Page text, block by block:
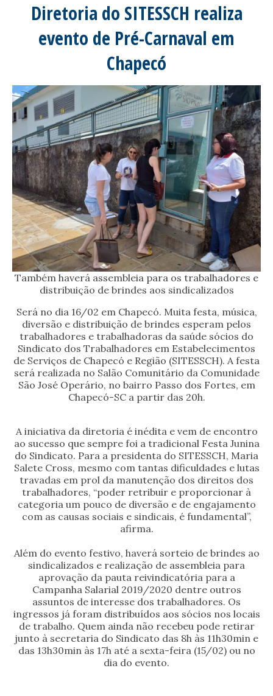
Diretoria do SITESSCH realiza
evento de Pré-Carnaval em
Chapecó
Também haverá assembleia para os trabalhadores e
distribuição de brindes aos sindicalizados
Será no dia 16/02 em Chapecó. Muita festa, música,
diversão e distribuição de brindes esperam pelos
trabalhadores e trabalhadoras da saúde sócios do
Sindicato dos Trabalhadores em Estabelecimentos
de Serviços de Chapecó e Região (SITESSCH). A festa
será realizada no Salão Comunitário da Comunidade
São José Operário, no bairro Passo dos Fortes, em
Chapecó-SC a partir das 20h.
A iniciativa da diretoria é inédita e vem de encontro
ao sucesso que sempre foi a tradicional Festa Junina
do Sindicato. Para a presidenta do SITESSCH, Maria
Salete Cross, mesmo com tantas dificuldades e lutas
travadas em prol da manutenção dos direitos dos
trabalhadores, “poder retribuir e proporcionar à
categoria um pouco de diversão e de engajamento
com as causas sociais e sindicais, é fundamental”,
afirma.
Além do evento festivo, haverá sorteio de brindes ao
sindicalizados e realização de assembleia para
aprovação da pauta reivindicatória para a
Campanha Salarial 2019/2020 dentre outros
assuntos de interesse dos trabalhadores. Os
ingressos já foram distribuídos aos sócios nos locais
de trabalho. Quem ainda não recebeu pode retirar
junto à secretaria do Sindicato das 8h às 11h30min e
das 13h30min às 17h até a sexta-feira (15/02) ou no
dia do evento.